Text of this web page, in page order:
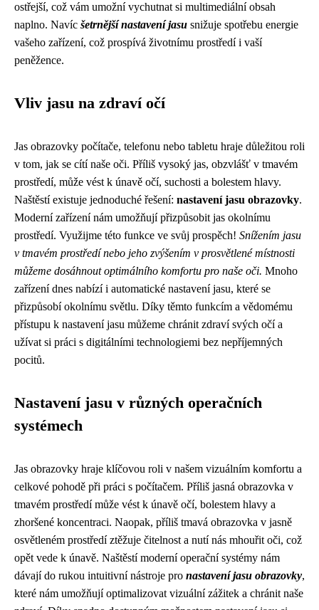
ostřejší, což vám umožní vychutnat si multimediální obsah
naplno. Navíc šetrnější nastavení jasu snižuje spotřebu energie
vašeho zařízení, což prospívá životnímu prostředí i vaší
peněžence.
Vliv jasu na zdraví očí
Jas obrazovky počítače, telefonu nebo tabletu hraje důležitou roli
v tom, jak se cítí naše oči. Příliš vysoký jas, obzvlášť v tmavém
prostředí, může vést k únavě očí, suchosti a bolestem hlavy.
Naštěstí existuje jednoduché řešení: nastavení jasu obrazovky.
Moderní zařízení nám umožňují přizpůsobit jas okolnímu
prostředí. Využijme této funkce ve svůj prospěch! Snížením jasu
v tmavém prostředí nebo jeho zvýšením v prosvětlené místnosti
můžeme dosáhnout optimálního komfortu pro naše oči. Mnoho
zařízení dnes nabízí i automatické nastavení jasu, které se
přizpůsobí okolnímu světlu. Díky těmto funkcím a vědomému
přístupu k nastavení jasu můžeme chránit zdraví svých očí a
užívat si práci s digitálními technologiemi bez nepříjemných
pocitů.
Nastavení jasu v různých operačních
systémech
Jas obrazovky hraje klíčovou roli v našem vizuálním komfortu a
celkové pohodě při práci s počítačem. Příliš jasná obrazovka v
tmavém prostředí může vést k únavě očí, bolestem hlavy a
zhoršené koncentraci. Naopak, příliš tmavá obrazovka v jasně
osvětleném prostředí ztěžuje čitelnost a nutí nás mhouřit oči, což
opět vede k únavě. Naštěstí moderní operační systémy nám
dávají do rukou intuitivní nástroje pro nastavení jasu obrazovky,
které nám umožňují optimalizovat vizuální zážitek a chránit naše